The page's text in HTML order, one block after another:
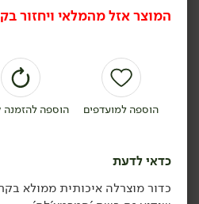
9.96 ₪ ל-100 גרם
הוספה לסל
טבעוני
המוצר אזל מהמלאי ויחזור
הוספה למועדפים הוספה להזמנה
כדאי לדעת
כדור מוצרלה איכותית ממולא